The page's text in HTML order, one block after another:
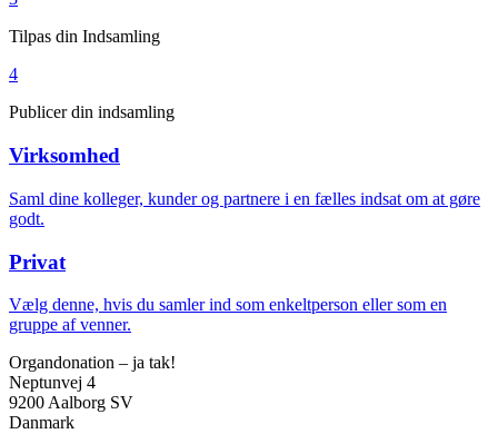
Tilpas din Indsamling
4
Publicer din indsamling
Virksomhed
Saml dine kolleger, kunder og partnere i en fælles indsat om at gøre
godt.
Privat
Vælg denne, hvis du samler ind som enkeltperson eller som en
gruppe af venner.
Organdonation – ja tak!
Neptunvej 4
9200 Aalborg SV
Danmark